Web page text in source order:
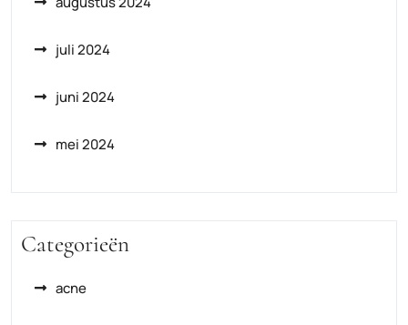
juli 2024
juni 2024
mei 2024
Categorieën
acne